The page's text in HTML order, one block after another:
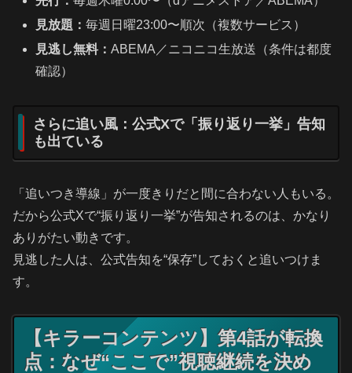
見放題：毎週日曜23:00〜順次（複数サービス）
見逃し無料：ABEMA／ニコニコ生放送（条件は都度
確認）
さらに追い風：公式Xで「振り返り一挙」告知
も出ている
「追いつき導線」が一度きりだと間に合わない人もいる。
だから公式Xで“振り返り一挙”が告知されるのは、かなり
ありがたい動きです。
見逃した人は、公式告知を“保存”しておくと追いつけま
す。
【キラーコンテンツ】第4話が転換
点：なぜ“ここで”視聴継続を決め